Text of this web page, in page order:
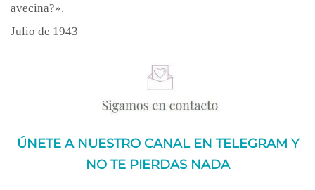
avecina?».
Julio de 1943
ÚNETE A NUESTRO CANAL EN TELEGRAM Y
NO TE PIERDAS NADA